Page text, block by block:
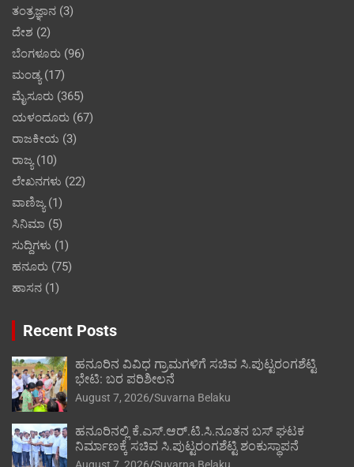
ತಂತ್ರಜ್ಞಾನ (3)
ದೇಶ (2)
ಬೆಂಗಳೂರು (96)
ಮಂಡ್ಯ(17)
ಮೈಸೂರು (365)
ಯಳಂದೂರು (67)
ರಾಜಕೀಯ (3)
ರಾಜ್ಯ(10)
ಲೇಖನಗಳು (22)
ವಾಣಿಜ್ಯ(1)
ಸಿನಿಮಾ (5)
ಸುದ್ದಿಗಳು (1)
ಹನೂರು (75)
ಹಾಸನ (1)
Recent Posts
ಹನೂರಿನ ವಿವಿಧ ಗ್ರಾಮಗಳಿಗೆ ಸಚಿವ ಸಿ.ಪುಟ್ಟರಂಗಶೆಟ್ಟಿ
ಭೇಟಿ: ಬರ ಪರಿಶೀಲನೆ
August 7, 2026 Suvarna Belaku
ಹನೂರಿನಲ್ಲಿ ಕೆ.ಎಸ್.ಆರ್.ಟಿ.ಸಿ.ನೂತನ ಬಸ್ ಘಟಕ
ನಿರ್ಮಾಣಕ್ಕೆ ಸಚಿವ ಸಿ.ಪುಟ್ಟರಂಗಶೆಟ್ಟಿ ಶಂಕುಸ್ಥಾಪನೆ